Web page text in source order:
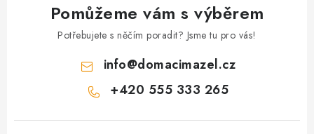
Pomůžeme vám s výběrem
Potřebujete s něčím poradit? Jsme tu pro vás!
info@domacimazel.cz
+420 555 333 265